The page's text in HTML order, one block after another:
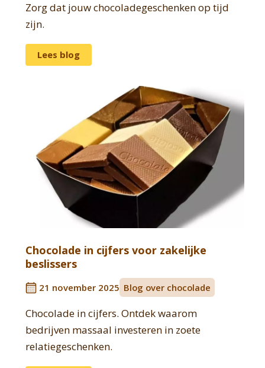
Zorg dat jouw chocoladegeschenken op tijd
zijn.
Lees blog
Chocolade in cijfers voor zakelijke
beslissers
21 november 2025 Blog over chocolade
Chocolade in cijfers. Ontdek waarom
bedrijven massaal investeren in zoete
relatiegeschenken.